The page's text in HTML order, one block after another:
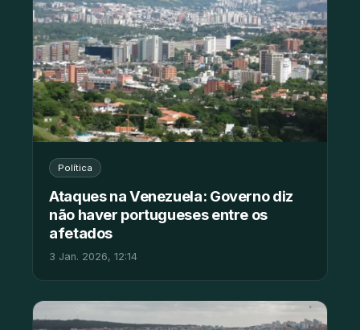
Política
Ataques na Venezuela: Governo diz
não haver portugueses entre os
afetados
3 Jan. 2026, 12:14